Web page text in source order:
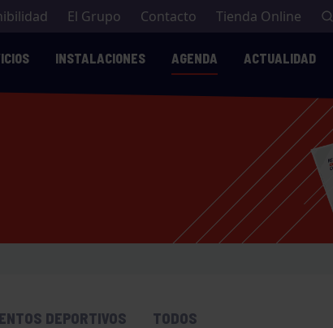
El Grupo Contacto Tienda Online
INSTALACIONES AGENDA ACTUALIDAD
DEPORTIVOS TODOS